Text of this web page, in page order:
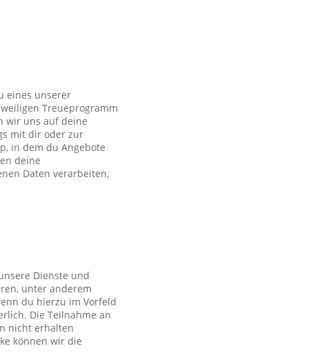
eines unserer
Treueprogramm
wir uns auf deine
mit dir oder zur
in dem du Angebote
deine
Daten verarbeiten,
Dienste und
unter anderem
du hierzu im Vorfeld
Die Teilnahme an
nicht erhalten
können wir die